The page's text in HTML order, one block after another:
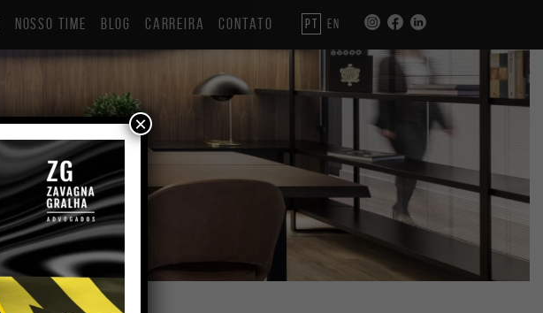
NOSSO TIME BLOG CARREIRA CONTATO PT EN
×